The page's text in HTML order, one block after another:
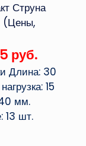
Струна
(Цены,
руб.
Длина: 30
15
мм.
13 шт.